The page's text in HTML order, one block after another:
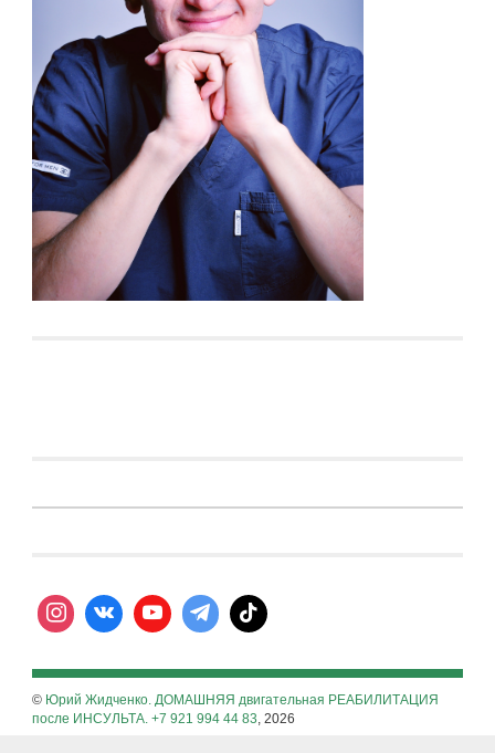
© Юрий Жидченко. ДОМАШНЯЯ двигательная РЕАБИЛИТАЦИЯ
после ИНСУЛЬТА. +7 921 994 44 83 , 2026